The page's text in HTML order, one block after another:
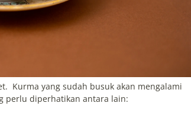
Kurma yang sudah busuk akan mengalami
perlu diperhatikan antara lain: